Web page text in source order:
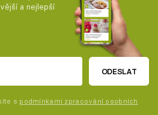
a nejlepší
ODESLAT
s podmínkami zpracování osobních